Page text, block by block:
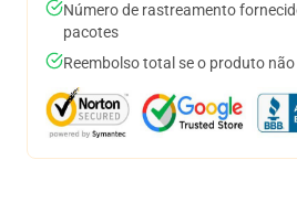
Número de rastreamento
pacotes
Reembolso total se o produto